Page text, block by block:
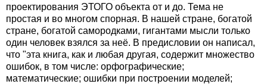
проектирования ЭТОГО объекта от и до. Тема не
простая и во многом спорная. В нашей стране, богатой
стране, богатой самородками, гигантами мысли только
один человек взялся за неё. В предисловии он написал,
что "эта книга, как и любая другая, содержит множество
ошибок, в том числе: орфографические;
математические; ошибки при построении моделей;